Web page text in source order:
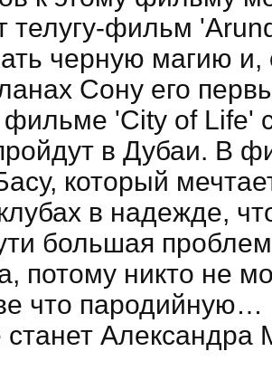
телугу-фильм
черную магию и,
Сону его
фильме 'City of
в Дубаи. В
который
в надежде,
большая
потому никто не
что
Александра